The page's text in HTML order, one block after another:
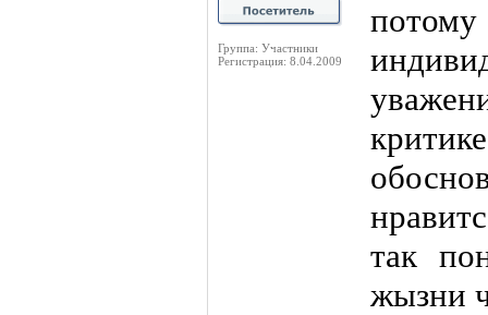
Группа: Участники
Регистрация: 8.04.2009
так
жызни